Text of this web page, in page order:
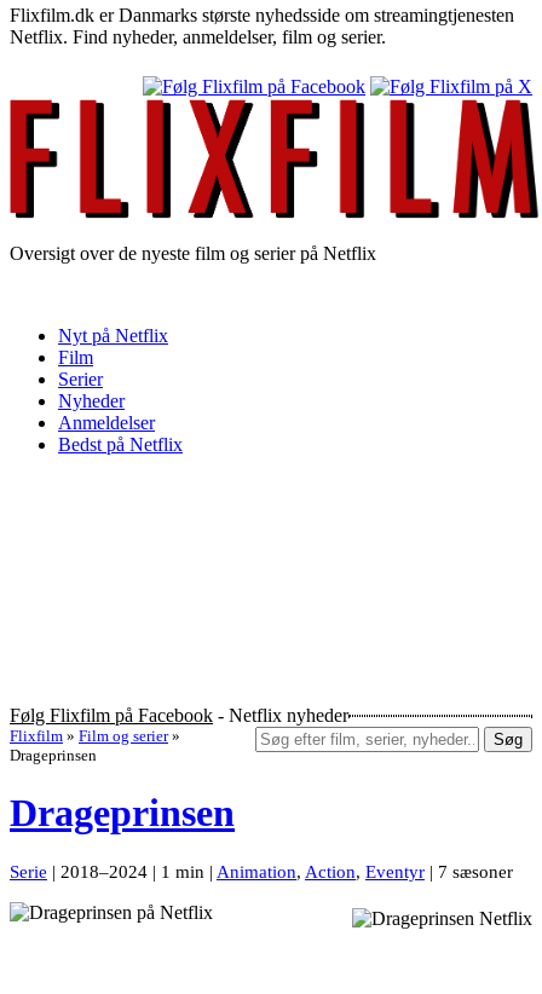
Flixfilm.dk er Danmarks største nyhedsside om streamingtjenesten
Netflix. Find nyheder, anmeldelser, film og serier.
Oversigt over de nyeste film og serier på Netflix
Nyt på Netflix
Film
Serier
Nyheder
Anmeldelser
Bedst på Netflix
Følg Flixfilm på Facebook - Netflix nyheder
Søg
Flixfilm » Film og serier »
Drageprinsen
Drageprinsen
Serie | 2018–2024 | 1 min | Animation, Action, Eventyr | 7 sæsoner